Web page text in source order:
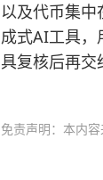
以及代币集中
成式AI工具，
具复核后再交
免责声明：本内